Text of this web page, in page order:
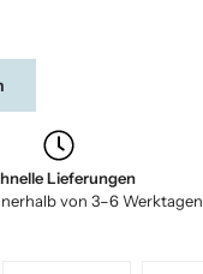
Lieferungen
von 3–6 Werktagen